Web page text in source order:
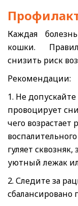
Каждая
кошки.
снизить риск
Рекомендации:
1. Не
провоцирует
чего
гуляет
уютный лежак
2. Следите за
сбалансировано